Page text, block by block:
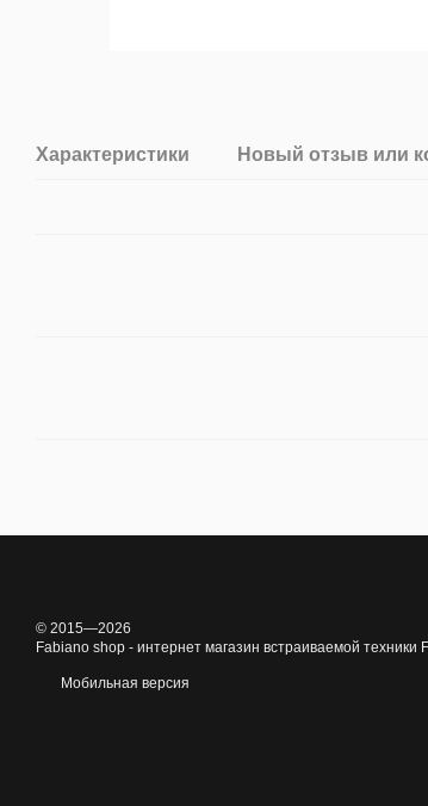
Характеристики Новый отзыв или
© 2015—2026
Fabiano shop - интернет магазин встраиваемой техники
Мобильная версия